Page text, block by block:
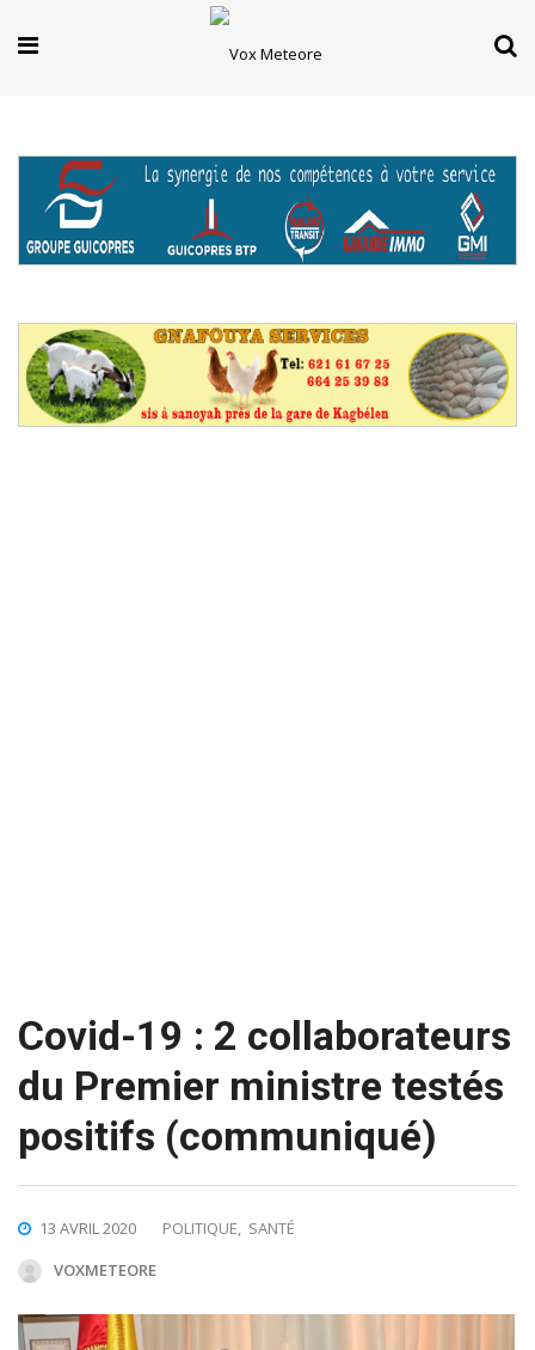
Covid-19 : 2 collaborateurs
du Premier ministre testés
positifs (communiqué)
13 AVRIL 2020 POLITIQUE, SANTÉ
VOXMETEORE